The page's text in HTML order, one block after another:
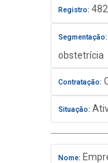
Registro:
Segmentação:
obstetrícia
Contratação:
Situação:
Nome: